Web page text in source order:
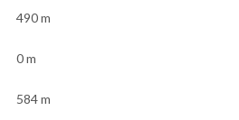
490 m
0 m
584 m